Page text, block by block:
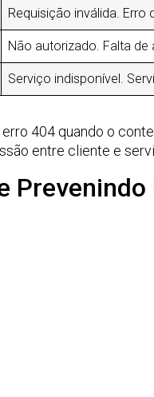
Requisição inválida. Erro
Não autorizado. Falta
Serviço indisponível.
404 quando o
entre cliente e